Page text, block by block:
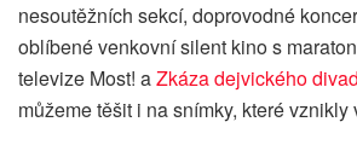
nesoutěžních sekcí, doprovodné
oblíbené venkovní silent kino s
televize Most! aZkáza dejvického
můžeme těšit i na snímky, které